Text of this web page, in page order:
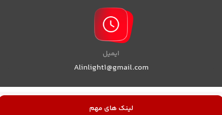
ایمیل
Alinlight1@gmail.com
لینک های مهم